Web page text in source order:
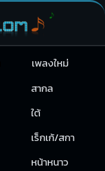
เพลงใหม่
สากล
ใต้
เร็กเก้/สกา
หน้าหนาว